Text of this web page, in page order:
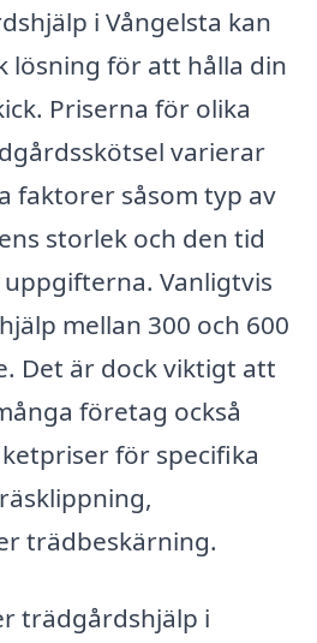
i Vångelsta kan
lösning för att hålla din
Priserna för olika
varierar
faktorer såsom typ av
storlek och den tid
Vanligtvis
mellan 300 och 600
Det är dock viktigt att
företag också
för specifika
trädbeskärning.
trädgårdshjälp i